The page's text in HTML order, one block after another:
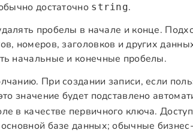
достаточно string.
пробелы в начале и конце.
номеров, заголовков и других
начальные и конечные пробелы.
При создании записи, если
значение будет подставлено
в качестве первичного ключа.
базе данных; обычные